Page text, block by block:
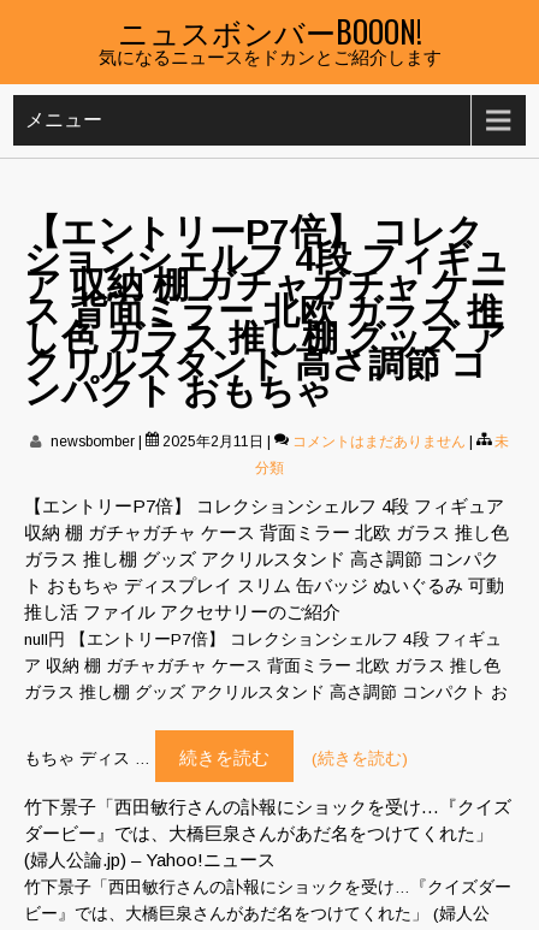
ニュスボンバーBOOON!
気になるニュースをドカンとご紹介します
メニュー
【エントリーP7倍】 コレク
ションシェルフ 4段 フィギュ
ア 収納 棚 ガチャガチャ ケー
ス 背面ミラー 北欧 ガラス 推
し色 ガラス 推し棚 グッズ ア
クリルスタンド 高さ調節 コ
ンパクト おもちゃ
newsbomber 2025年2月11日 コメントはまだありません
未
分類
【エントリーP7倍】 コレクションシェルフ 4段 フィギュア
収納 棚 ガチャガチャ ケース 背面ミラー 北欧 ガラス 推し色
ガラス 推し棚 グッズ アクリルスタンド 高さ調節 コンパク
ト おもちゃ ディスプレイ スリム 缶バッジ ぬいぐるみ 可動
推し活 ファイル アクセサリーのご紹介
null円 【エントリーP7倍】 コレクションシェルフ 4段 フィギュ
ア 収納 棚 ガチャガチャ ケース 背面ミラー 北欧 ガラス 推し色
ガラス 推し棚 グッズ アクリルスタンド 高さ調節 コンパクト お
もちゃ ディス … 続きを読む (続きを読む)
竹下景子「西田敏行さんの訃報にショックを受け…『クイズ
ダービー』では、大橋巨泉さんがあだ名をつけてくれた」
(婦人公論.jp) – Yahoo!ニュース
竹下景子「西田敏行さんの訃報にショックを受け…『クイズダー
ビー』では、大橋巨泉さんがあだ名をつけてくれた」 (婦人公